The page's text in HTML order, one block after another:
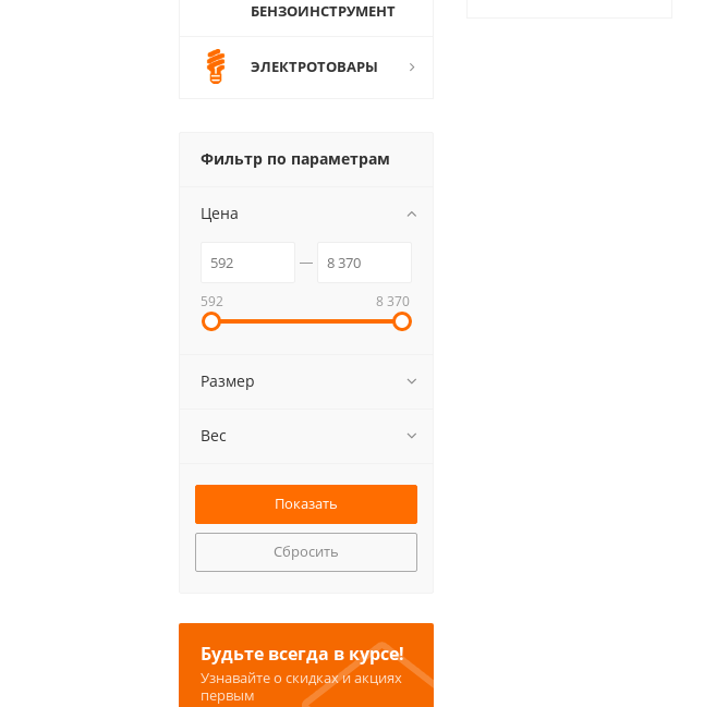
БЕНЗОИНСТРУМЕНТ
ЭЛЕКТРОТОВАРЫ
Фильтр по параметрам
Цена
592 8 370
Размер
Вес
Сбросить
Будьте всегда в курсе!
Узнавайте о скидках и акциях
первым